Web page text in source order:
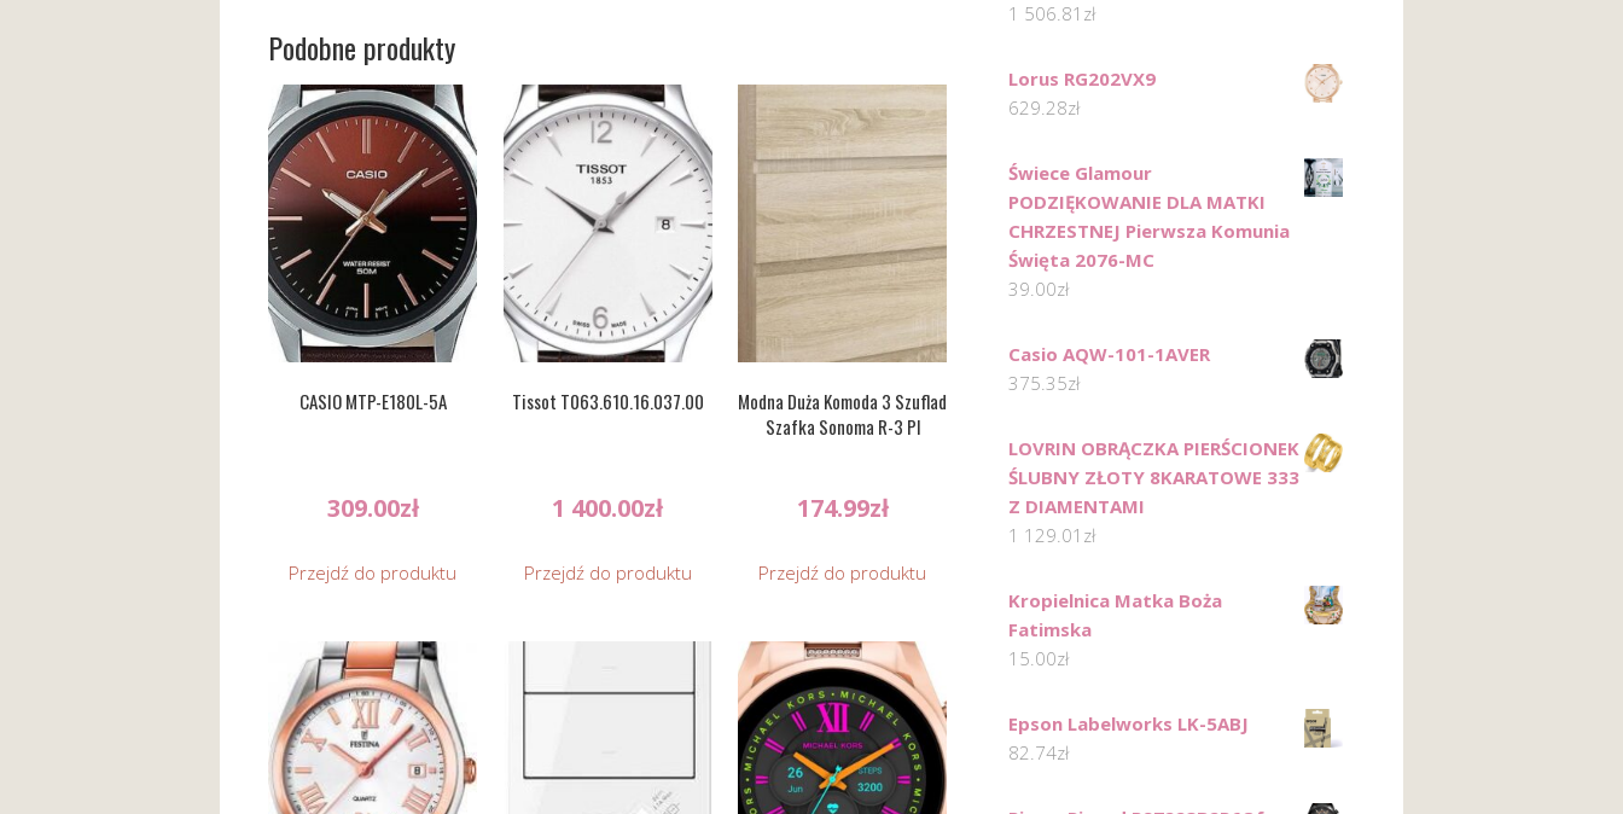
Podobne produkty
CASIO MTP-E180L-5A
309.00zł
Przejdź do produktu
Tissot T063.610.16.037.00
1 400.00zł
Przejdź do produktu
Modna Duża Komoda 3 Szuflad
Szafka Sonoma R-3 Pl
174.99zł
Przejdź do produktu
1 506.81 zł
Lorus RG202VX9
629.28zł
Świece Glamour
PODZIĘKOWANIE DLA MATKI
CHRZESTNEJ Pierwsza Komunia
Święta 2076-MC
39.00zł
Casio AQW-101-1AVER
375.35zł
LOVRIN OBRĄCZKA PIERŚCIONEK
ŚLUBNY ZŁOTY 8KARATOWE 333
Z DIAMENTAMI
1 129.01 zł
Kropielnica Matka Boża
Fatimska
15.00zł
Epson Labelworks LK-5ABJ
82.74zł